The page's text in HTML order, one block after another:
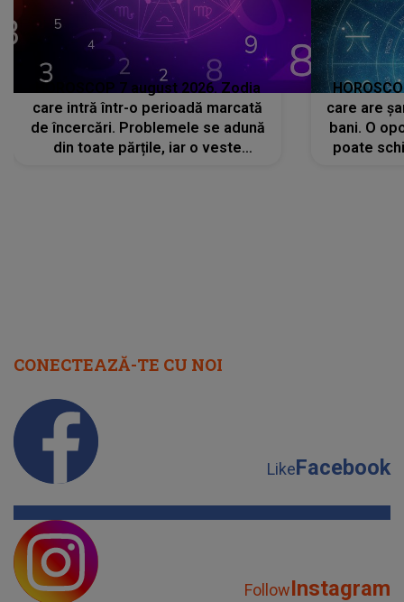
HOROSCOP 7 august 2026. Zodia
care intră într-o perioadă marcată
de încercări. Problemele se adună
din toate părțile, iar o veste
care are
bani. O
poate
CONECTEAZĂ-TE CU NOI
LikeFacebook
FollowInstagram